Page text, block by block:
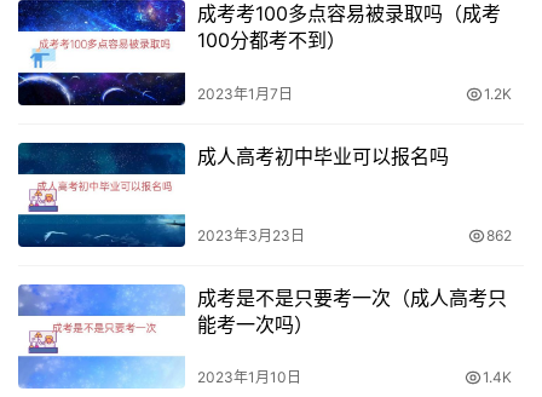
成考考100多点容易被录取吗（成考
100分都考不到）
2023年1月7日 1.2K
成人高考初中毕业可以报名吗
2023年3月23日 862
成考是不是只要考一次（成人高考只
能考一次吗）
2023年1月10日 1.4K